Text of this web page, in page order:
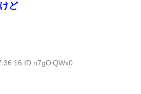
ど
ID:n7gOiQWx0